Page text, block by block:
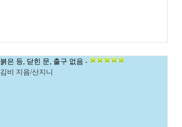
붉은 등, 닫힌 문, 출구 없음 -
김비 지음/산지니